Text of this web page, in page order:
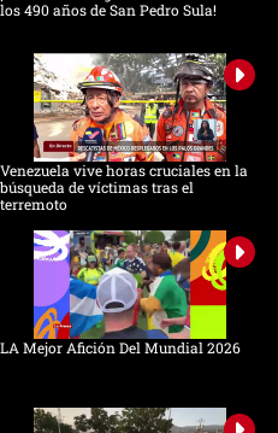
los 490 años de San Pedro Sula!
Venezuela vive horas cruciales en la
búsqueda de víctimas tras el
terremoto
LA Mejor Afición Del Mundial 2026